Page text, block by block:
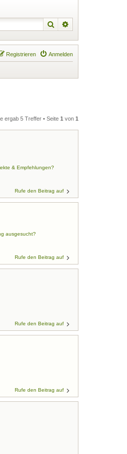
Suche
Anmelden
Registrieren
ergab 5 Treffer • Seite 1 von 1
& Empfehlungen?
Rufe den Beitrag auf
ausgesucht?
Rufe den Beitrag auf
Rufe den Beitrag auf
Rufe den Beitrag auf